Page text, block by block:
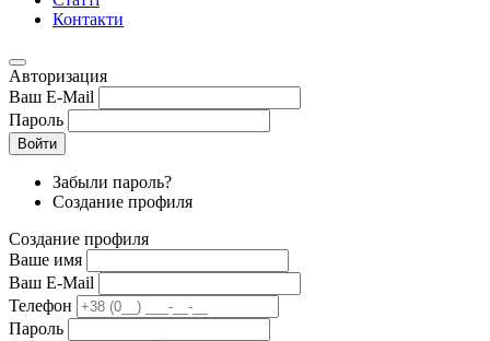
Контакти
Авторизация
Ваш E-Mail
Пароль
Войти
Забыли пароль?
Создание профиля
Создание профиля
Ваше имя
Ваш E-Mail
Телефон
Пароль